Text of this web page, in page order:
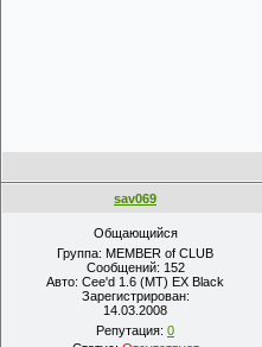
sav069
Общающийся
Группа: MEMBER of CLUB
Сообщений: 152
Авто: Cee'd 1.6 (MT) EX Black
Зарегистрирован:
14.03.2008
Репутация: 0